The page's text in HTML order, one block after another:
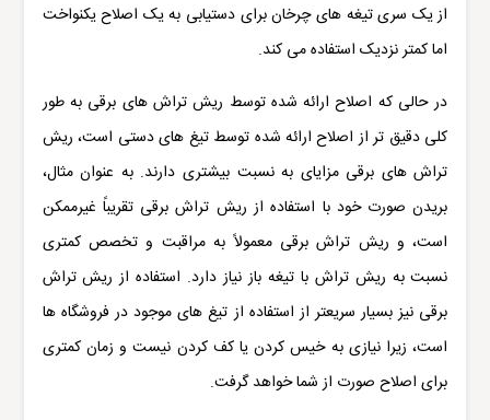
از یک سری تیغه های چرخان برای دستیابی به یک اصلاح یکنواخت
اما کمتر نزدیک استفاده می کند.
در حالی که اصلاح ارائه شده توسط ریش تراش های برقی به طور
کلی دقیق تر از اصلاح ارائه شده توسط تیغ های دستی است، ریش
تراش های برقی مزایای به نسبت بیشتری دارند. به عنوان مثال،
بریدن صورت خود با استفاده از ریش تراش برقی تقریباً غیرممکن
است، و ریش تراش برقی معمولاً به مراقبت و تخصص کمتری
نسبت به ریش تراش با تیغه باز نیاز دارد. استفاده از ریش تراش
برقی نیز بسیار سریعتر از استفاده از تیغ های موجود در فروشگاه ها
است، زیرا نیازی به خیس کردن یا کف کردن نیست و زمان کمتری
برای اصلاح صورت از شما خواهد گرفت.